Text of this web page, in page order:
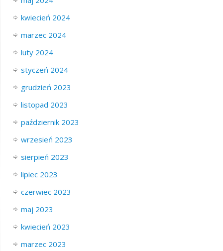
kwiecień 2024
marzec 2024
luty 2024
styczeń 2024
grudzień 2023
listopad 2023
październik 2023
wrzesień 2023
sierpień 2023
lipiec 2023
czerwiec 2023
maj 2023
kwiecień 2023
marzec 2023